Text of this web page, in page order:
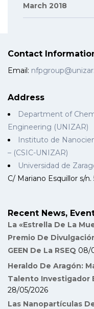
March 2018
Contact
Email:
Address
Department of
Engineering (UNIZAR)
Instituto de
– (CSIC-UNIZAR)
Universidad de
C/ Mariano Esquillor s/
Recent News,
La «Estrella De La
Premio De
GEEN De La RSEQ 08/
Heraldo De Aragón:
Talento Investigador
28/05/2026
Las Nanopartículas